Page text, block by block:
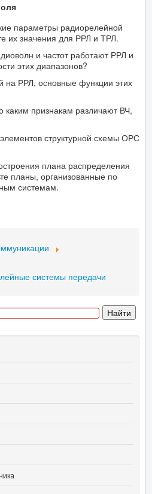
параметры радиорелейной
их значения для РРЛ и ТРЛ.
и частот работают РРЛ и
этих диапазонов?
на РРЛ, основные функции этих
каким признакам различают ВЧ,
структурной схемы ОРС
плана распределения
планы, организованные по
системам.
системы передачи